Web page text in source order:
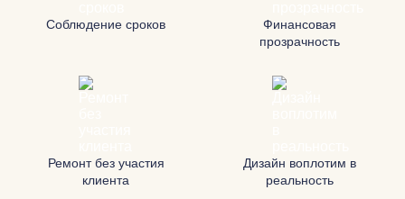
Соблюдение сроков
Финансовая
прозрачность
Ремонт без участия
клиента
Дизайн воплотим в
реальность